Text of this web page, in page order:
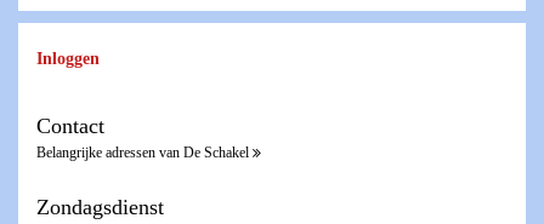
Inloggen
Contact
Belangrijke adressen van De Schakel
Zondagsdienst